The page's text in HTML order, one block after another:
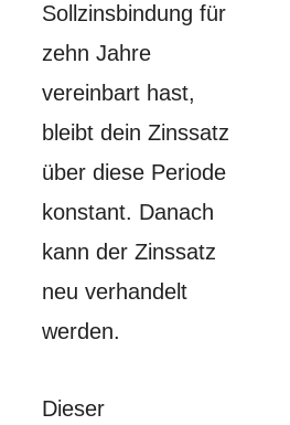
Sollzinsbindung für
zehn Jahre
vereinbart hast,
bleibt dein Zinssatz
über diese Periode
konstant. Danach
kann der Zinssatz
neu verhandelt
werden.
Dieser